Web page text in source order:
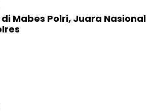
Mabes Polri, Juara Nasional